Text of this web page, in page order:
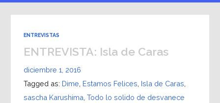
ENTREVISTAS
ENTREVISTA: Isla de Caras
diciembre 1, 2016
Tagged as: Dime Estamos Felices Isla de Caras
sascha Karushima Todo lo solido de desvanece